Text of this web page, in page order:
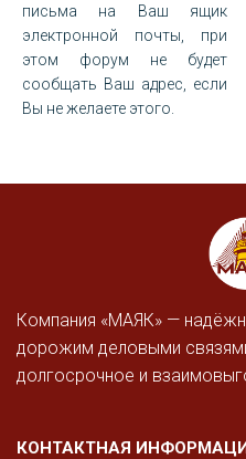
письма на Ваш ящик
электронной почты, при
этом форум не будет
сообщать Ваш адрес, если
Вы не желаете этого.
Компания «МАЯК» —
дорожим деловыми
долгосрочное и
КОНТАКТНАЯ